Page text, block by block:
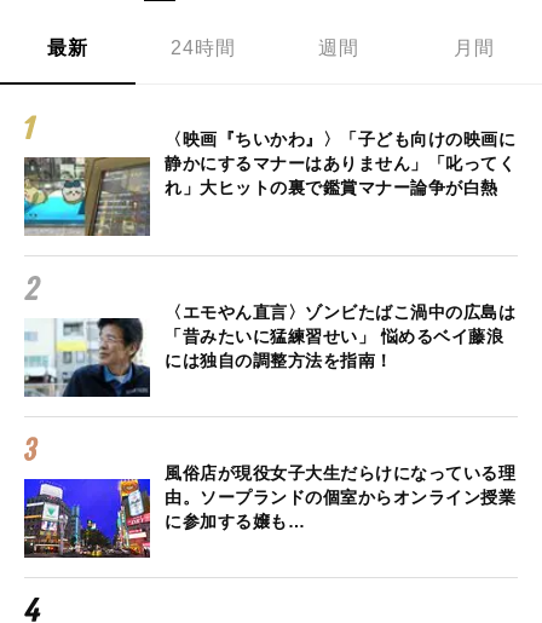
最新 24時間 週間 月間
〈映画『ちいかわ』〉「子ども向けの映画に
静かにするマナーはありません」「叱ってく
れ」大ヒットの裏で鑑賞マナー論争が白熱
〈エモやん直言〉ゾンビたばこ渦中の広島は
「昔みたいに猛練習せい」 悩めるベイ藤浪
には独自の調整方法を指南！
風俗店が現役女子大生だらけになっている理
由。ソープランドの個室からオンライン授業
に参加する嬢も…